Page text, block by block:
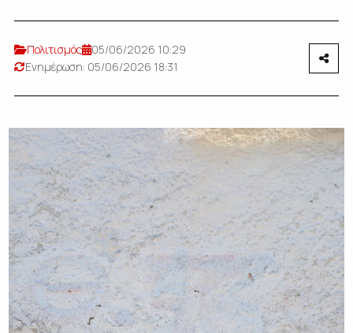
Πολιτισμός
05/06/2026 10:29
Ενημέρωση: 05/06/2026 18:31